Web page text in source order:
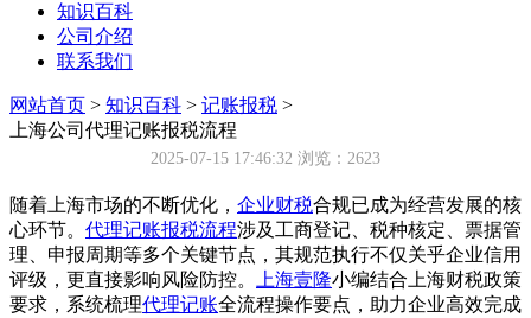
知识百科
公司介绍
联系我们
网站首页 > 知识百科 > 记账报税 >
上海公司代理记账报税流程
2025-07-15 17:46:32 浏览：2623
随着上海市场的不断优化， 企业财税合规已成为经营发展的核
心环节。 代理记账报税流程涉及工商登记、税种核定、票据管
理、申报周期等多个关键节点，其规范执行不仅关乎企业信用
评级，更直接影响风险防控。
上海壹隆小编结合上海财税政策
要求，系统梳理代理记账全流程操作要点，助力企业高效完成